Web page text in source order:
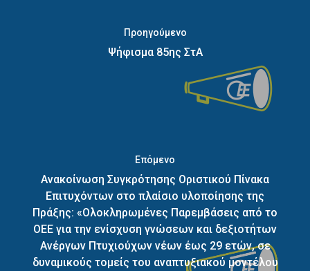
Προηγούμενο
Ψήφισμα 85ης ΣτΑ
Επόμενο
Ανακοίνωση Συγκρότησης Οριστικού Πίνακα
Επιτυχόντων στο πλαίσιο υλοποίησης της
Πράξης: «Ολοκληρωμένες Παρεμβάσεις από το
ΟΕΕ για την ενίσχυση γνώσεων και δεξιοτήτων
Ανέργων Πτυχιούχων νέων έως 29 ετών, σε
δυναμικούς τομείς του αναπτυξιακού μοντέλου